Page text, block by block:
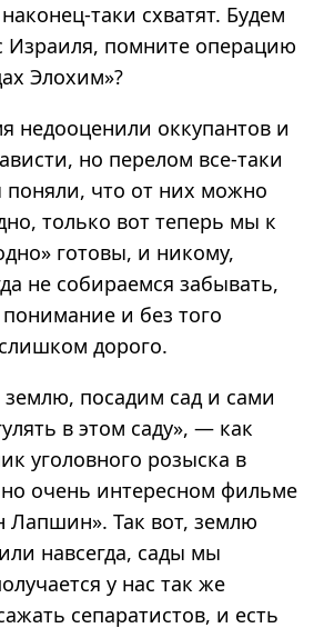
таки схватят. Будем
Израиля, помните операцию
Элохим»?
недооценили оккупантов и
но перелом все-таки
что от них можно
только вот теперь мы к
готовы, и никому,
не собираемся забывать,
и без того
дорого.
посадим сад и сами
в этом саду», — как
уголовного розыска в
очень интересном фильме
Лапшин». Так вот, землю
навсегда, сады мы
у нас так же
сепаратистов, и есть